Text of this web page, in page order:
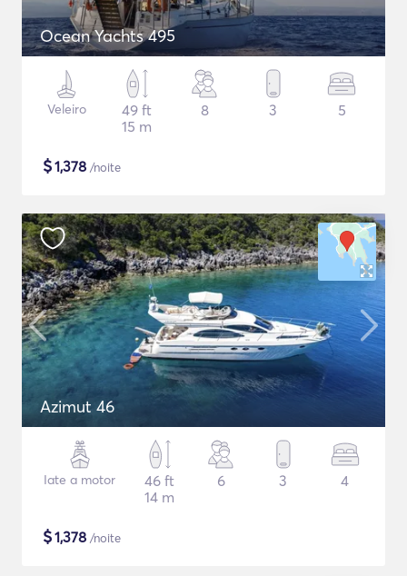
Ocean Yachts 495
Veleiro
49 ft
15 m
8 3 5
$1,378 /noite
Azimut 46
Iate a motor
46 ft
14 m
6 3 4
$1,378 /noite